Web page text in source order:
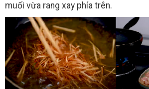
muối vừa rang xay phía trên.